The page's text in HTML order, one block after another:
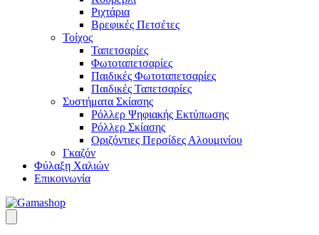
Ριχτάρια
Βρεφικές Πετσέτες
Τοίχος
Ταπετσαρίες
Φωτοταπετσαρίες
Παιδικές Φωτοταπετσαρίες
Παιδικές Ταπετσαρίες
Συστήματα Σκίασης
Ρόλλερ Ψηφιακής Εκτύπωσης
Ρόλλερ Σκίασης
Οριζόντιες Περσίδες Αλουμινίου
Γκαζόν
Φύλαξη Χαλιών
Επικοινωνία